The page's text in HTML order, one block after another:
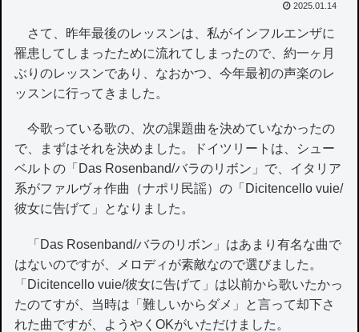
2025.01.14
さて、昨年最後のレッスンは、私がインフルエンザに
罹患してしまったために流れてしまったので、約一ヶ月
ぶりのレッスンであり、なおかつ、今年最初の声楽のレ
ッスンに行ってきました。
今歌っている歌の、次の課題曲を決めていなかったの
で、まずはそれを決めました。ドイツリートは、シュー
ベルトの「Das Rosenband/バラのリボン」で、イタリア
系がファルヴォ作曲（ナポリ民謡）の「Dicitencello vuie/
彼女に告げて」となりました。
「Das Rosenband/バラのリボン」はあまり有名な曲で
はないのですが、メロディが素敵なので選びました。
「Dicitencello vuie/彼女に告げて」は以前から歌いたかっ
たのてすが、当時は「難しいからダメ」と言って却下さ
れた曲ですが、ようやくOKがいただけました。